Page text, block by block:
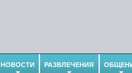
НОВОСТИ РАЗВЛЕЧЕНИЯ